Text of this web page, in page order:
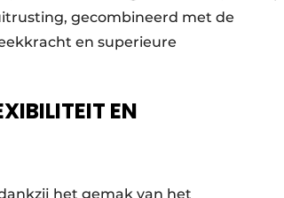
gecombineerd met de
en superieure
EN
het gemak van het